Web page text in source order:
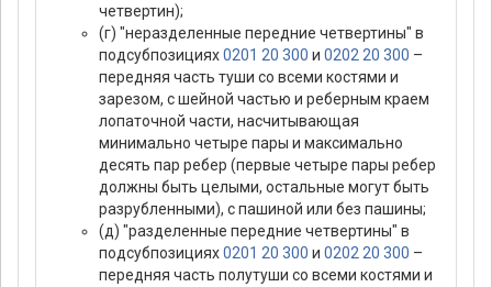
четвертин);
(г) "неразделенные передние четвертины" в
подсубпозициях0201 20 300 и 0202 20 300 –
передняя часть туши со всеми костями и
зарезом, с шейной частью и реберным краем
лопаточной части, насчитывающая
минимально четыре пары и максимально
десять пар ребер (первые четыре пары ребер
должны быть целыми, остальные могут быть
разрубленными), с пашиной или без пашины;
(д) "разделенные передние четвертины" в
подсубпозициях0201 20 300 и 0202 20 300 –
передняя часть полутуши со всеми костями и